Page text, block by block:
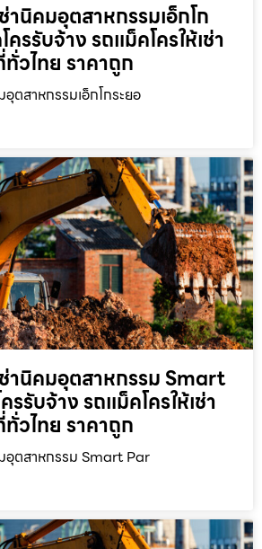
านิคมอุตสาหกรรมเอ็กโก
รรับจ้าง รถแม็คโครให้เช่า
วไทย ราคาถูก
ตสาหกรรมเอ็กโกระยอ
ช่านิคมอุตสาหกรรม Smart
รับจ้าง รถแม็คโครให้เช่า
วไทย ราคาถูก
อุตสาหกรรม Smart Par